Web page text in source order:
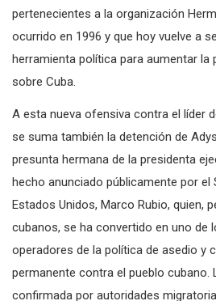
pertenecientes a la organización
ocurrido en 1996 y que hoy vuelve a
herramienta política para aumentar la
sobre Cuba.
A esta nueva ofensiva contra el líder
se suma también la detención de
presunta hermana de la presidenta
hecho anunciado públicamente por el
Estados Unidos, Marco Rubio, quien,
cubanos, se ha convertido en uno de
operadores de la política de asedio y
permanente contra el pueblo cubano.
confirmada por autoridades